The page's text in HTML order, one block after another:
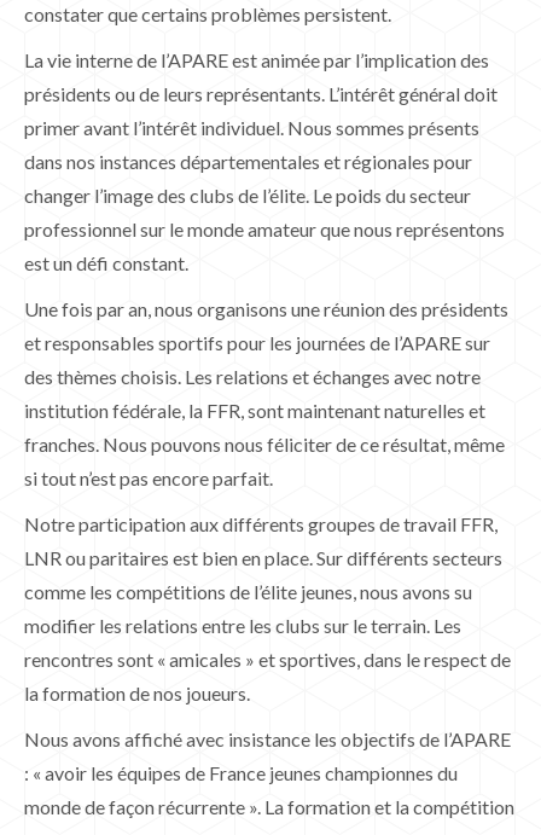
constater que certains problèmes persistent.
La vie interne de l’APARE est animée par l’implication des
présidents ou de leurs représentants. L’intérêt général doit
primer avant l’intérêt individuel. Nous sommes présents
dans nos instances départementales et régionales pour
changer l’image des clubs de l’élite. Le poids du secteur
professionnel sur le monde amateur que nous représentons
est un défi constant.
Une fois par an, nous organisons une réunion des présidents
et responsables sportifs pour les journées de l’APARE sur
des thèmes choisis. Les relations et échanges avec notre
institution fédérale, la FFR, sont maintenant naturelles et
franches. Nous pouvons nous féliciter de ce résultat, même
si tout n’est pas encore parfait.
Notre participation aux différents groupes de travail FFR,
LNR ou paritaires est bien en place. Sur différents secteurs
comme les compétitions de l’élite jeunes, nous avons su
modifier les relations entre les clubs sur le terrain. Les
rencontres sont « amicales » et sportives, dans le respect de
la formation de nos joueurs.
Nous avons affiché avec insistance les objectifs de l’APARE
: « avoir les équipes de France jeunes championnes du
monde de façon récurrente ». La formation et la compétition